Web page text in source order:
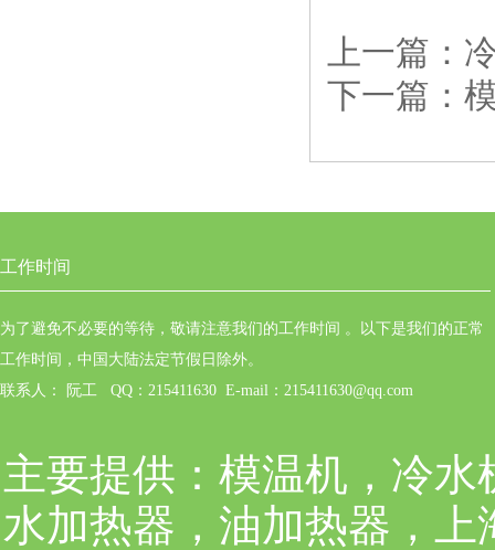
上一篇：
下一篇：
工作时间
为了避免不必要的等待，敬请注意我们的工作时间 。以下是我们的正常
工作时间，中国大陆法定节假日除外。
联系人： 阮工 QQ：215411630 E-mail：215411630@qq.com
主要提供： 模温机，冷水
水加热器，油加热器，